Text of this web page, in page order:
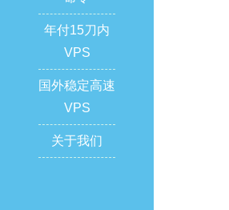
年付15刀内
VPS
国外稳定高速
VPS
关于我们